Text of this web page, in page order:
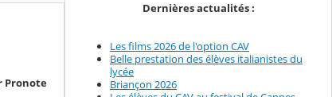
Pronote
Dernières actualités :
Les films 2026 de l'option CAV
Belle prestation des élèves italianistes du
lycée
Briançon 2026